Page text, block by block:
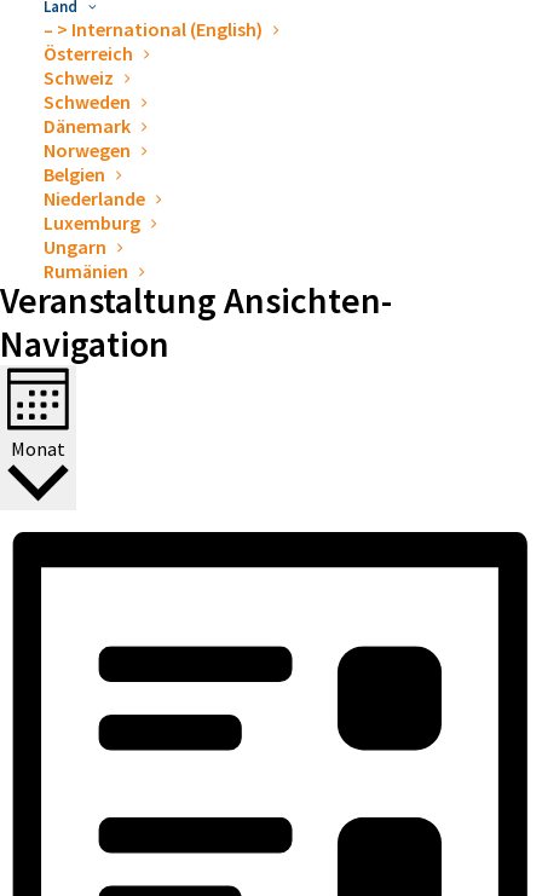
Land
– > International (English)
Österreich
Schweiz
Schweden
Dänemark
Norwegen
Belgien
Niederlande
Luxemburg
Ungarn
Rumänien
Medizintechnikunternehmen auch an unseren
Ausstellungsständen. Lernen Sie uns auf Messen &
Kongressen persönlich kennen. Wir freuen uns auf Sie!
Veranstaltungen
Ansichten-Navigation
Veranstaltung Ansichten-
Navigation
Monat